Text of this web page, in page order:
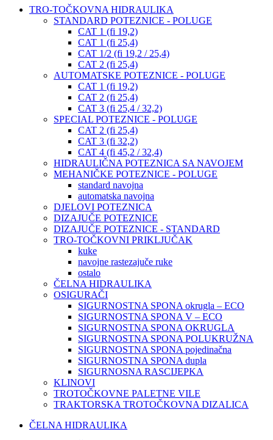
TRO-TOČKOVNA HIDRAULIKA
STANDARD POTEZNICE - POLUGE
CAT 1 (fi 19,2)
CAT 1 (fi 25,4)
CAT 1/2 (fi 19,2 / 25,4)
CAT 2 (fi 25,4)
AUTOMATSKE POTEZNICE - POLUGE
CAT 1 (fi 19,2)
CAT 2 (fi 25,4)
CAT 3 (fi 25,4 / 32,2)
SPECIAL POTEZNICE - POLUGE
CAT 2 (fi 25,4)
CAT 3 (fi 32,2)
CAT 4 (fi 45,2 / 32,4)
HIDRAULIČNA POTEZNICA SA NAVOJEM
MEHANIČKE POTEZNICE - POLUGE
standard navojna
automatska navojna
DJELOVI POTEZNICA
DIZAJUČE POTEZNICE
DIZAJUČE POTEZNICE - STANDARD
TRO-TOČKOVNI PRIKLJUČAK
kuke
navojne rastezajuče ruke
ostalo
ČELNA HIDRAULIKA
OSIGURAČI
SIGURNOSTNA SPONA okrugla – ECO
SIGURNOSTNA SPONA V – ECO
SIGURNOSTNA SPONA OKRUGLA
SIGURNOSTNA SPONA POLUKRUŽNA
SIGURNOSTNA SPONA pojedinačna
SIGURNOSTNA SPONA dupla
SIGURNOSNA RASCIJEPKA
KLINOVI
TROTOČKOVNE PALETNE VILE
TRAKTORSKA TROTOČKOVNA DIZALICA
ČELNA HIDRAULIKA